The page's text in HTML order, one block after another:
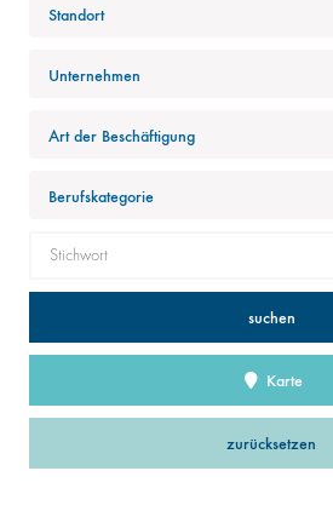
Standort
Unternehmen
Art der Beschäftigung
Berufskategorie
zurücksetzen
Karte
suchen